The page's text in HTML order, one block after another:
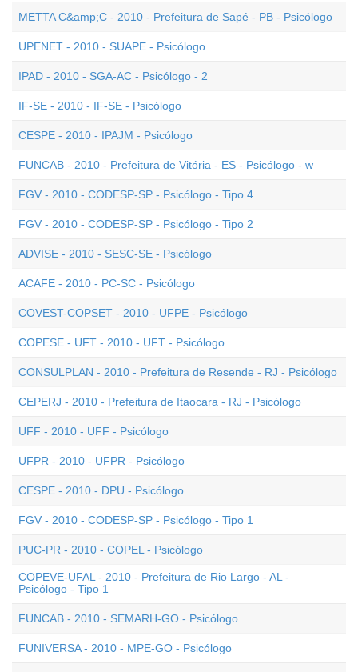
METTA C&amp;C - 2010 - Prefeitura de Sapé - PB - Psicólogo
UPENET - 2010 - SUAPE - Psicólogo
IPAD - 2010 - SGA-AC - Psicólogo - 2
IF-SE - 2010 - IF-SE - Psicólogo
CESPE - 2010 - IPAJM - Psicólogo
FUNCAB - 2010 - Prefeitura de Vitória - ES - Psicólogo - w
FGV - 2010 - CODESP-SP - Psicólogo - Tipo 4
FGV - 2010 - CODESP-SP - Psicólogo - Tipo 2
ADVISE - 2010 - SESC-SE - Psicólogo
ACAFE - 2010 - PC-SC - Psicólogo
COVEST-COPSET - 2010 - UFPE - Psicólogo
COPESE - UFT - 2010 - UFT - Psicólogo
CONSULPLAN - 2010 - Prefeitura de Resende - RJ - Psicólogo
CEPERJ - 2010 - Prefeitura de Itaocara - RJ - Psicólogo
UFF - 2010 - UFF - Psicólogo
UFPR - 2010 - UFPR - Psicólogo
CESPE - 2010 - DPU - Psicólogo
FGV - 2010 - CODESP-SP - Psicólogo - Tipo 1
PUC-PR - 2010 - COPEL - Psicólogo
COPEVE-UFAL - 2010 - Prefeitura de Rio Largo - AL -
Psicólogo - Tipo 1
FUNCAB - 2010 - SEMARH-GO - Psicólogo
FUNIVERSA - 2010 - MPE-GO - Psicólogo